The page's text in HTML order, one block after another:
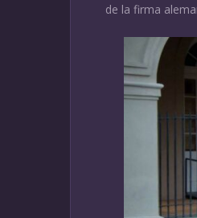
de la firma